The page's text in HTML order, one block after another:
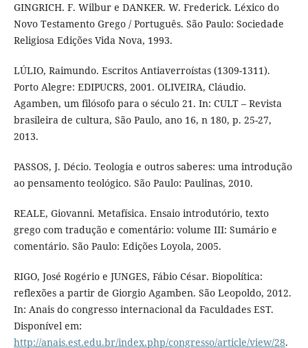
GINGRICH. F. Wilbur e DANKER. W. Frederick. Léxico do
Novo Testamento Grego / Português. São Paulo: Sociedade
Religiosa Edições Vida Nova, 1993.
LÚLIO, Raimundo. Escritos Antiaverroístas (1309-1311).
Porto Alegre: EDIPUCRS, 2001. OLIVEIRA, Cláudio.
Agamben, um filósofo para o século 21. In: CULT – Revista
brasileira de cultura, São Paulo, ano 16, n 180, p. 25-27,
2013.
PASSOS, J. Décio. Teologia e outros saberes: uma introdução
ao pensamento teológico. São Paulo: Paulinas, 2010.
REALE, Giovanni. Metafísica. Ensaio introdutório, texto
grego com tradução e comentário: volume III: Sumário e
comentário. São Paulo: Edições Loyola, 2005.
RIGO, José Rogério e JUNGES, Fábio César. Biopolítica:
reflexões a partir de Giorgio Agamben. São Leopoldo, 2012.
In: Anais do congresso internacional da Faculdades EST.
Disponível em:
http://anais.est.edu.br/index.php/congresso/article/view/28.